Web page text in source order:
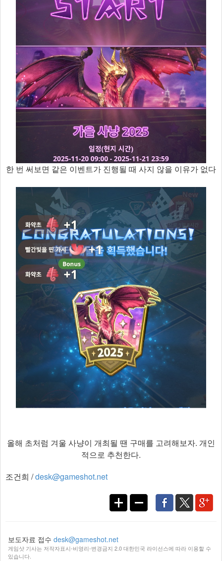
한 번 써보면 같은 이벤트가 진행될 때 사지 않을 이유가 없다
올해 초처럼 겨울 사냥이 개최될 땐 구매를 고려해보자. 개인
적으로 추천한다.
조건희 /desk@gameshot.net
보도자료 접수 desk@gameshot.net
게임샷 기사는 저작자표시-비영리-변경금지 2.0 대한민국 라이선스에 따라 이용할 수
있습니다.